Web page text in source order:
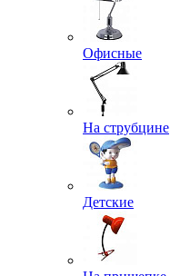
Офисные
На струбцине
Детские